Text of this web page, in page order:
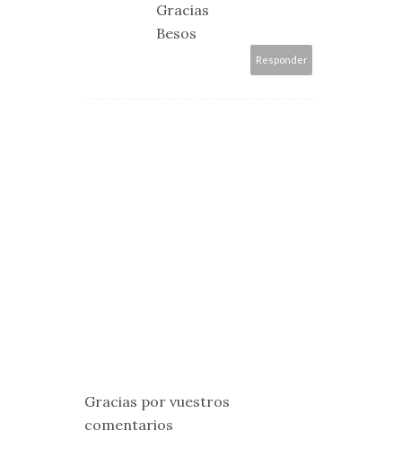
Gracias
Besos
Responder
Gracias por vuestros
comentarios